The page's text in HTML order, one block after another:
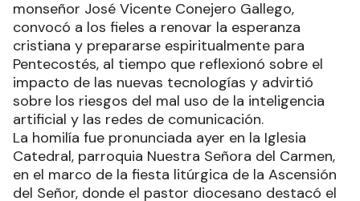
monseñor José Vicente Conejero Gallego,
convocó a los fieles a renovar la esperanza
cristiana y prepararse espiritualmente para
Pentecostés, al tiempo que reflexionó sobre el
impacto de las nuevas tecnologías y advirtió
sobre los riesgos del mal uso de la inteligencia
artificial y las redes de comunicación.
La homilía fue pronunciada ayer en la Iglesia
Catedral, parroquia Nuestra Señora del Carmen,
en el marco de la fiesta litúrgica de la Ascensión
del Señor, donde el pastor diocesano destacó el